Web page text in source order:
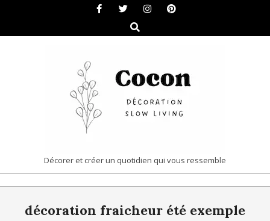
content
Search
COCON
|
DÉCORATION
Décorer et créer un quotidien qui vous ressemble
Navigationdécoration fraicheur été exemple